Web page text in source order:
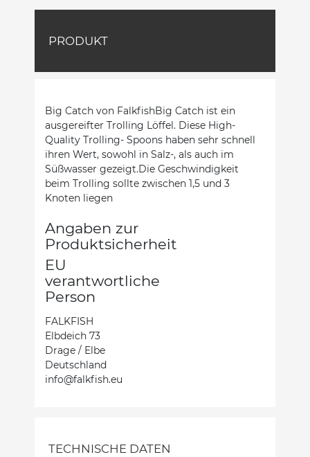
PRODUKT
Big Catch von FalkfishBig Catch ist ein
ausgereifter Trolling Löffel. Diese High-
Quality Trolling- Spoons haben sehr schnell
ihren Wert, sowohl in Salz-, als auch im
Süßwasser gezeigt.Die Geschwindigkeit
beim Trolling sollte zwischen 1,5 und 3
Knoten liegen
Angaben zur
Produktsicherheit
EU
verantwortliche
Person
FALKFISH
Elbdeich 73
Drage / Elbe
Deutschland
info@falkfish.eu
TECHNISCHE DATEN